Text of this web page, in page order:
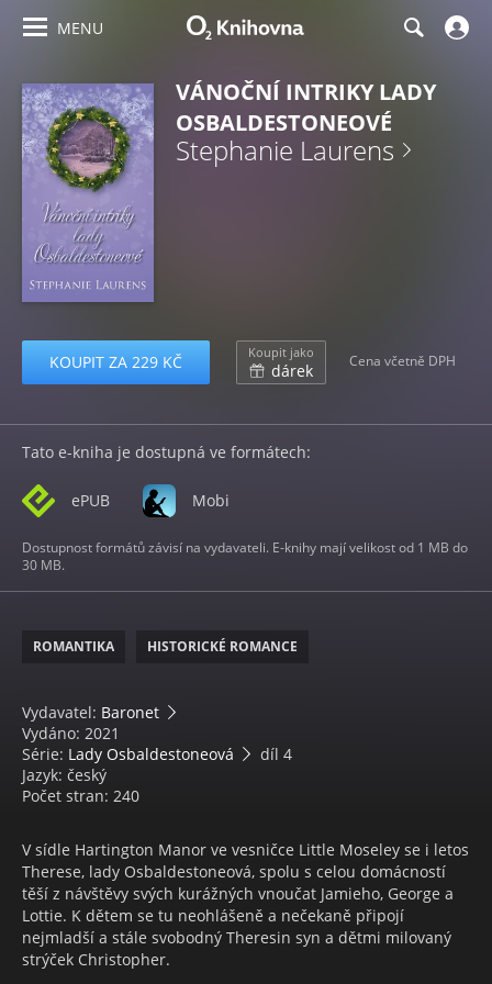
MENU
VÁNOČNÍ INTRIKY LADY
OSBALDESTONEOVÉ
Stephanie Laurens
KOUPIT ZA 229 KČ Koupit jako
dárek Cena včetně DPH
Tato e-kniha je dostupná ve formátech:
ePUB Mobi
Dostupnost formátů závisí na vydavateli. E-knihy mají velikost od 1 MB do
30 MB.
ROMANTIKA HISTORICKÉ ROMANCE
Vydavatel: Baronet
Vydáno: 2021
Série: Lady Osbaldestoneová
díl 4
Jazyk: český
Počet stran: 240
V sídle Hartington Manor ve vesničce Little Moseley se i letos
Therese, lady Osbaldestoneová, spolu s celou domácností
těší z návštěvy svých kurážných vnoučat Jamieho, George a
Lottie. K dětem se tu neohlášeně a nečekaně připojí
nejmladší a stále svobodný Theresin syn a dětmi milovaný
strýček Christopher.